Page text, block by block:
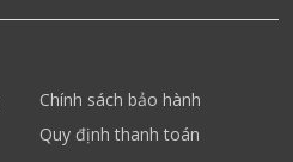
Chính sách bảo hành
Quy định thanh toán